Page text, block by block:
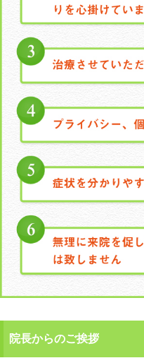
院長からのご挨拶